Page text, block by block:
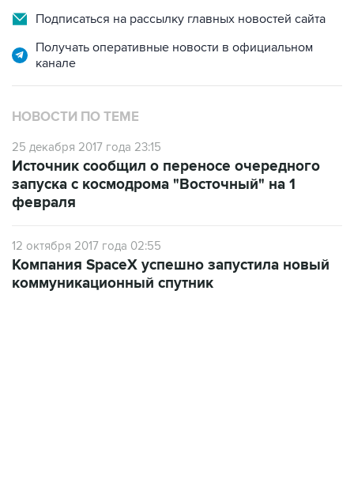
Подписаться на рассылку главных новостей сайта
Получать оперативные новости в официальном
канале
НОВОСТИ ПО ТЕМЕ
25 декабря 2017 года 23:15
Источник сообщил о переносе очередного
запуска с космодрома "Восточный" на 1
февраля
12 октября 2017 года 02:55
Компания SpaceX успешно запустила новый
коммуникационный спутник